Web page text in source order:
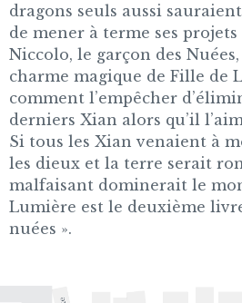
dragons seuls aussi
de mener à terme ses
Niccolo, le garçon des
charme magique de Fille de
comment l’empêcher
derniers Xian alors qu’il
Si tous les Xian venaient à
les dieux et la terre serait
malfaisant dominerait le
Lumière est le deuxième
nuées ».